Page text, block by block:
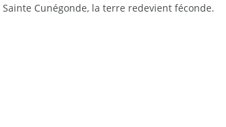
Sainte Cunégonde, la terre redevient féconde.